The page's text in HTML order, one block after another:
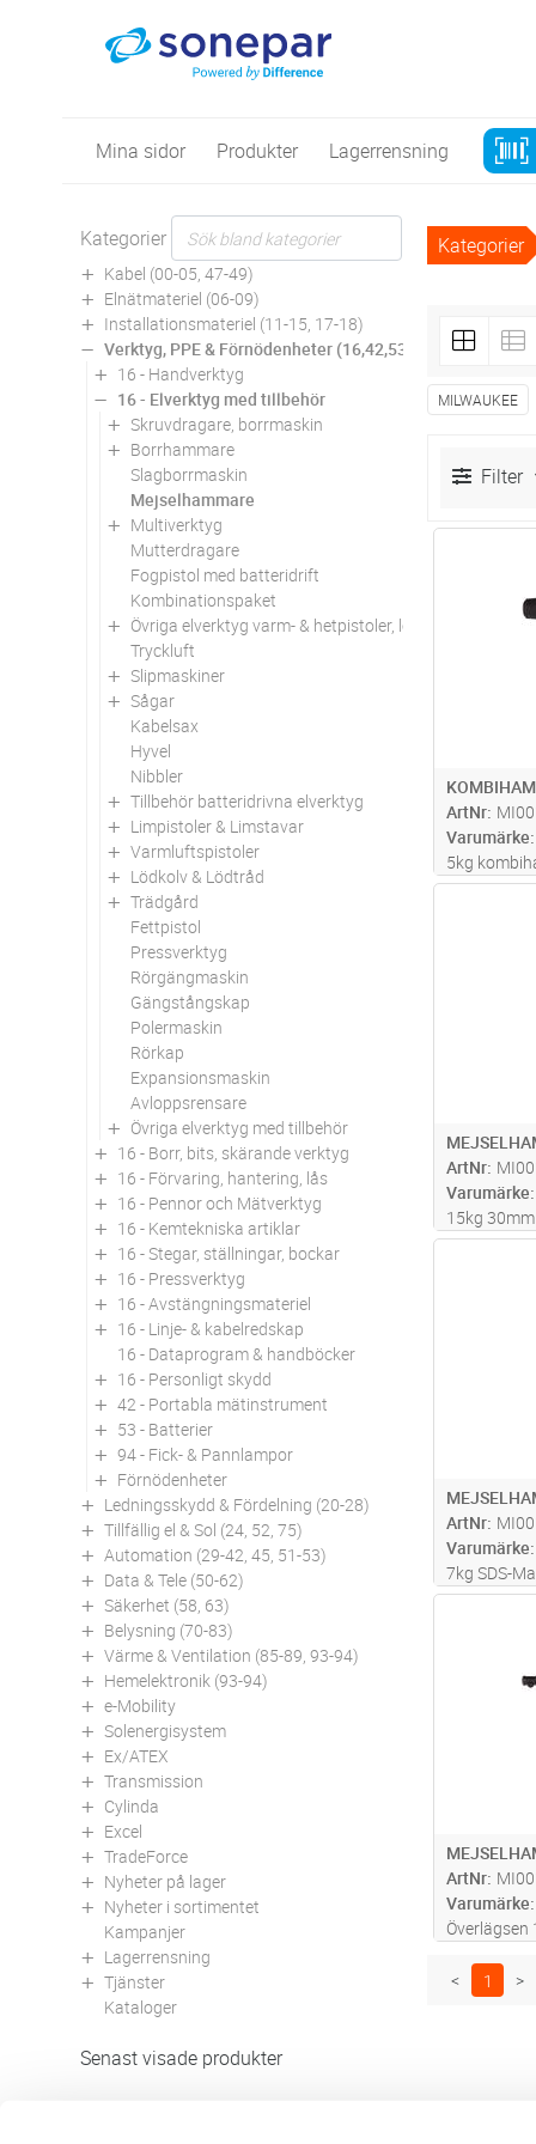
Mina sidor Produkter Lagerrensning
Kategorier
Kabel (00-05, 47-49)
Elnätmateriel (06-09)
Installationsmateriel (11-15, 17-18)
Verktyg, PPE & Förnödenheter (16,42,53,94)
16 - Handverktyg
16 - Elverktyg med tillbehör
Skruvdragare, borrmaskin
Borrhammare
Slagborrmaskin
Mejselhammare
Multiverktyg
Mutterdragare
Fogpistol med batteridrift
Kombinationspaket
Övriga elverktyg varm- & hetpistoler, löd, gasol
Tryckluft
Slipmaskiner
Sågar
Kabelsax
Hyvel
Nibbler
Tillbehör batteridrivna elverktyg
Limpistoler & Limstavar
Varmluftspistoler
Lödkolv & Lödtråd
Trädgård
Fettpistol
Pressverktyg
Rörgängmaskin
Gängstångskap
Polermaskin
Rörkap
Expansionsmaskin
Avloppsrensare
Övriga elverktyg med tillbehör
16 - Borr, bits, skärande verktyg
16 - Förvaring, hantering, lås
16 - Pennor och Mätverktyg
16 - Kemtekniska artiklar
16 - Stegar, ställningar, bockar
16 - Pressverktyg
16 - Avstängningsmateriel
16 - Linje- & kabelredskap
16 - Dataprogram & handböcker
16 - Personligt skydd
42 - Portabla mätinstrument
53 - Batterier
94 - Fick- & Pannlampor
Förnödenheter
Ledningsskydd & Fördelning (20-28)
Tillfällig el & Sol (24, 52, 75)
Automation (29-42, 45, 51-53)
Data & Tele (50-62)
Säkerhet (58, 63)
Belysning (70-83)
Värme & Ventilation (85-89, 93-94)
Hemelektronik (93-94)
e-Mobility
Solenergisystem
Ex/ATEX
Transmission
Cylinda
Excel
TradeForce
Nyheter på lager
Nyheter i sortimentet
Kampanjer
Lagerrensning
Tjänster
Kataloger
Senast visade produkter
Kategorier
MILWAUKEE
Filter
ArtNr
Varumärke
5kg
Softgrip på
ArtNr
Varumärke
15kg
100W-
ArtNr
Varumärke
7kg SDS-
Mjukt
ArtNr
Varumärke
Överlägsen
slagenergi
< 1 >